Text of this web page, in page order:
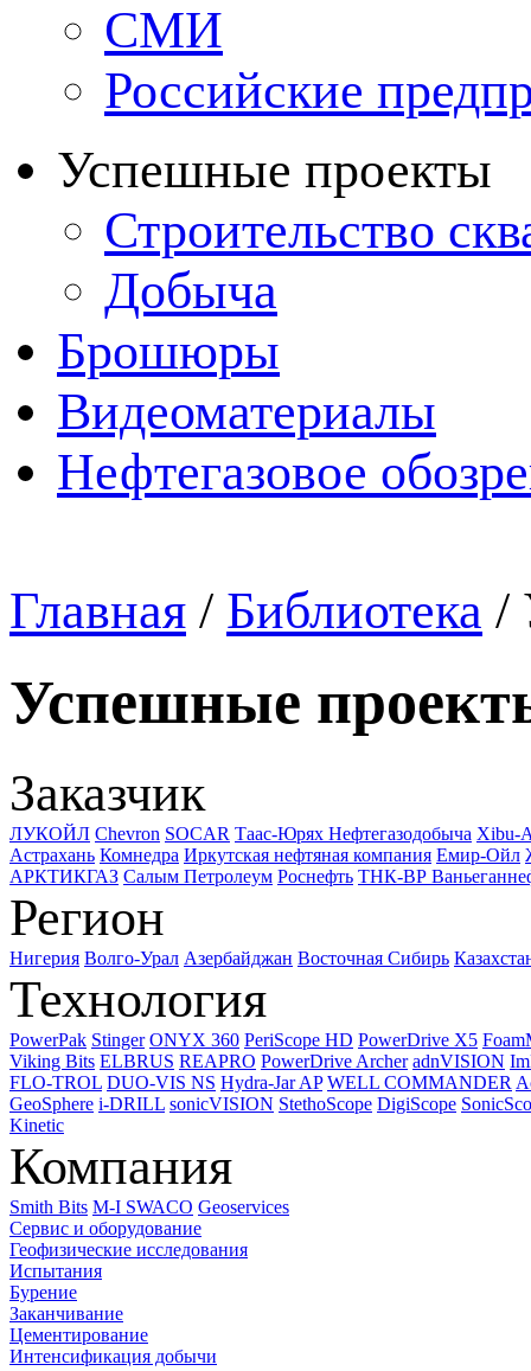
СМИ
Российские
Успешные проекты
Строительство
Добыча
Брошюры
Видеоматериалы
Нефтегазовое
Главная / Библиотека /
Успешные
Заказчик
ЛУКОЙЛ Chevron SOCAR Таас-Юрях Нефтегазодобыча Xibu-
Астрахань Комнедра Иркутская нефтяная компания Емир-Ойл
АРКТИКГАЗ Салым Петролеум Роснефть ТНК-ВР
Регион
Нигерия Волго-Урал Азербайджан Восточная Сибирь
Технология
PowerPak Stinger ONYX 360 PeriScope HD PowerDrive X5
Viking Bits ELBRUS REAPRO PowerDrive Archer adnVISION
FLO-TROL DUO-VIS NS Hydra-Jar AP WELL COMMANDER
GeoSphere i-DRILL sonicVISION StethoScope DigiScope
Kinetic
Компания
Smith Bits M-I SWACO Geoservices
Сервис и оборудование
Геофизические исследования
Испытания
Бурение
Заканчивание
Цементирование
Интенсификация добычи